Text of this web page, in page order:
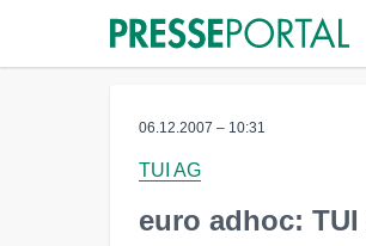
06.12.2007 – 10:31
TUI AG
euro adhoc: TUI